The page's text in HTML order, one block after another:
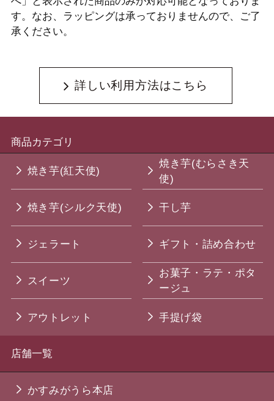
す。なお、ラッピングは承っておりませんので、ご了
承ください。
詳しい利用方法はこちら
商品カテゴリ
焼き芋(紅天使)
焼き芋(むらさき天
使)
焼き芋(シルク天使) 干し芋
ジェラート ギフト・詰め合わせ
スイーツ
お菓子・ラテ・ポタ
ージュ
アウトレット 手提げ袋
店舗一覧
かすみがうら本店